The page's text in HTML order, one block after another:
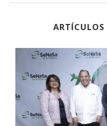
ARTÍCULOS